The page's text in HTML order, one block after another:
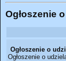
Ogłoszenie
Ogłoszenie o
Ogłoszenie o